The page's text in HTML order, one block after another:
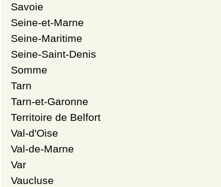
Savoie
Seine-et-Marne
Seine-Maritime
Seine-Saint-Denis
Somme
Tarn
Tarn-et-Garonne
Territoire de Belfort
Val-d'Oise
Val-de-Marne
Var
Vaucluse